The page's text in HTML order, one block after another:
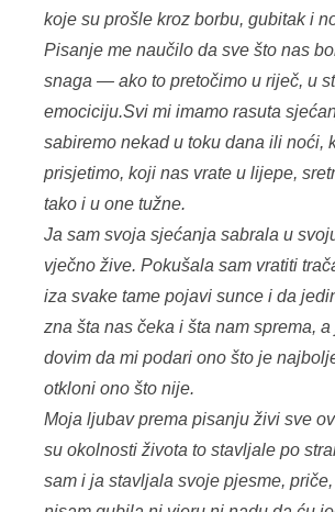
koje su prošle kroz borbu, gubitak i
Pisanje me naučilo da sve što nas
snaga — ako to pretočimo u riječ, u
emociciju.Svi mi imamo rasuta
sabiremo nekad u toku dana ili noći,
prisjetimo, koji nas vrate u lijepe,
tako i u one tužne.
Ja sam svoja sjećanja sabrala u
vječno žive. Pokušala sam vratiti
iza svake tame pojavi sunce i da
zna šta nas čeka i šta nam sprema,
dovim da mi podari ono što je
otkloni ono što nije.
Moja ljubav prema pisanju živi sve
su okolnosti života to stavljale po
sam i ja stavljala svoje pjesme,